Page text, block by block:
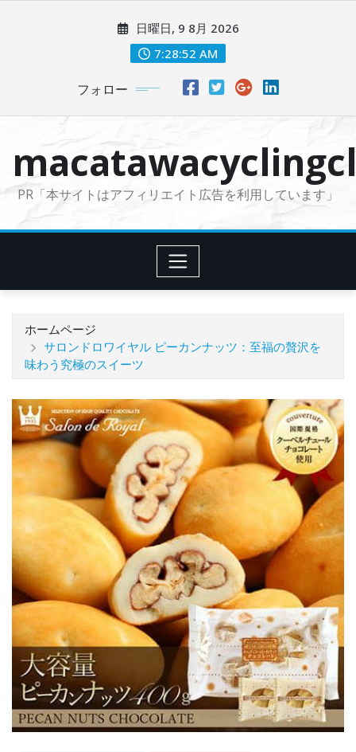
に
日曜日, 9 8月 2026
7:28:54 AM
フォロー
PR「本サイトはアフィリエイト広告を利用しています」
ホームページ
サロンドロワイヤル ピーカンナッツ：至福の贅沢を
味わう究極のスイーツ